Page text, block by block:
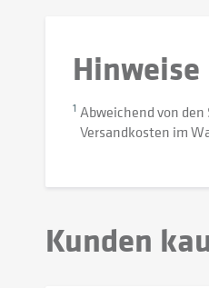
Hinweise
1 Abweichend von
Versandkosten im
Kunden